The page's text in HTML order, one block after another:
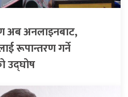
अब अनलाइनबाट,
रूपान्तरण गर्ने
उद्घोष